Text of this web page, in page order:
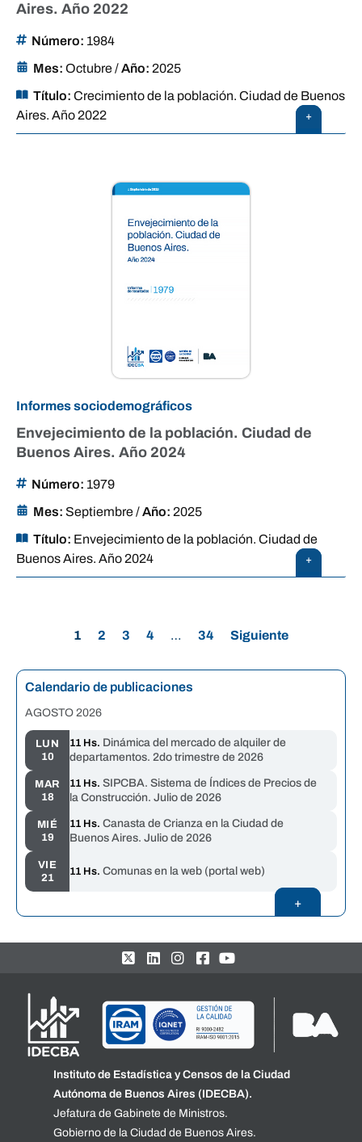
Aires. Año 2022
Número: 1984
Mes: Octubre/Año: 2025
Título: Crecimiento de la población. Ciudad de Buenos
Aires. Año 2022
+
Informes sociodemográficos
Envejecimiento de la población. Ciudad de
Buenos Aires. Año 2024
Número: 1979
Mes: Septiembre/Año: 2025
Título: Envejecimiento de la población. Ciudad de
Buenos Aires. Año 2024
+
1 2 3 4 … 34 Siguiente
Calendario de publicaciones
AGOSTO 2026
LUN
10
11 Hs. Dinámica del mercado de alquiler de
departamentos. 2do trimestre de 2026
MAR
18
11 Hs. SIPCBA. Sistema de Índices de Precios de
la Construcción. Julio de 2026
MIÉ
19
11 Hs. Canasta de Crianza en la Ciudad de
Buenos Aires. Julio de 2026
VIE
21
11 Hs. Comunas en la web (portal web)
+
Instituto de Estadística y Censos de la Ciudad
Autónoma de Buenos Aires (IDECBA).
Jefatura de Gabinete de Ministros.
Gobierno de la Ciudad de Buenos Aires.